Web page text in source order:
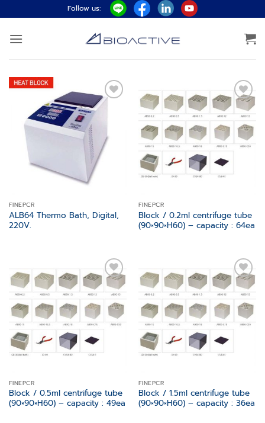
ไป
ยัง
Follow us:
Add to
FINEPCR
ALB64 Thermo Bath, Digital,
220V.
Add to
wishlist
FINEPCR
Block / 0.2ml centrifuge tube
(90×90×H60) – capacity : 64ea
Add to
wishlist
FINEPCR
Block / 0.5ml centrifuge tube
(90×90×H60) – capacity : 49ea
Add to
wishlist
FINEPCR
Block / 1.5ml centrifuge tube
(90×90×H60) – capacity : 36ea